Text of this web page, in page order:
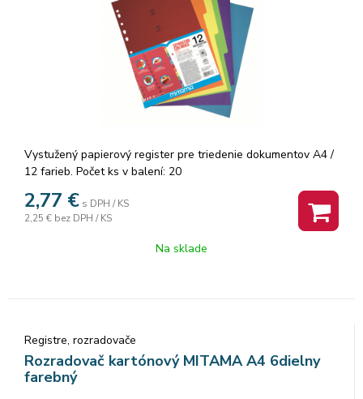
Vystužený papierový register pre triedenie dokumentov A4 /
12 farieb. Počet ks v balení: 20
2,77 € s DPH / KS
2,25 € bez DPH / KS
Na sklade
Registre, rozradovače
Rozradovač kartónový MITAMA A4 6dielny
farebný